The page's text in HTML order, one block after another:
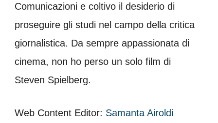
Comunicazioni e coltivo il desiderio di
proseguire gli studi nel campo della critica
giornalistica. Da sempre appassionata di
cinema, non ho perso un solo film di
Steven Spielberg.
Web Content Editor: Samanta Airoldi